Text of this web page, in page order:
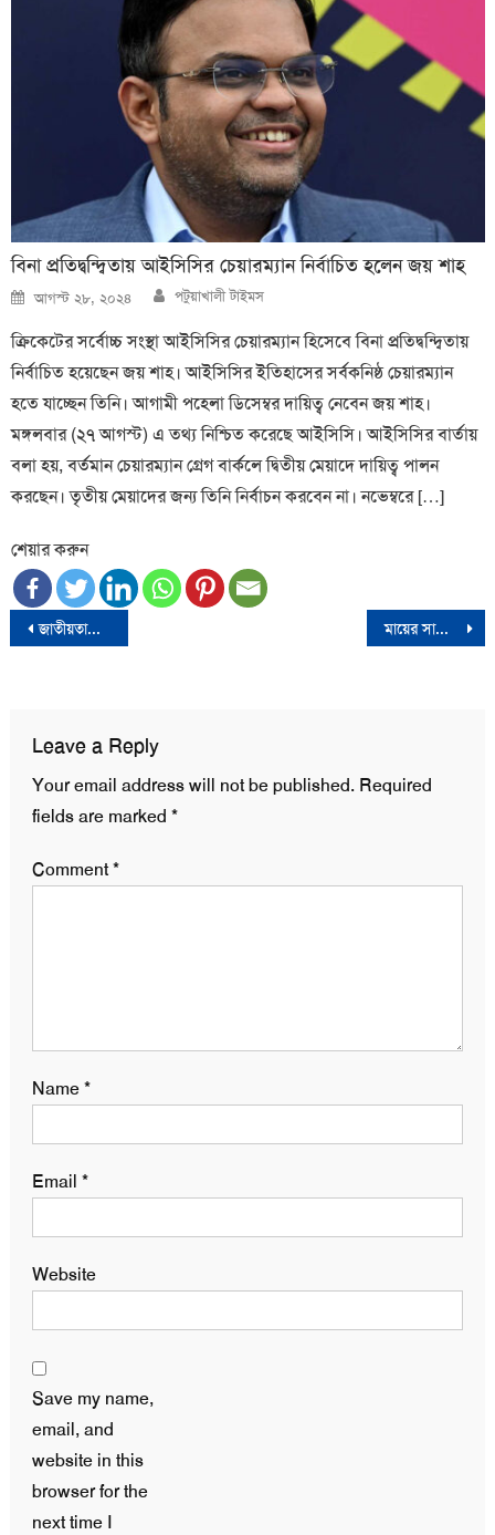
বিনা প্রতিদ্বন্দ্বিতায় আইসিসির চেয়ারম্যান নির্বাচিত হলেন জয় শাহ
Posted
on
আগস্ট ২৮, ২০২৪ Author
পটুয়াখালী টাইমস
ক্রিকেটের সর্বোচ্চ সংস্থা আইসিসির চেয়ারম্যান হিসেবে বিনা প্রতিদ্বন্দ্বিতায়
নির্বাচিত হয়েছেন জয় শাহ। আইসিসির ইতিহাসের সর্বকনিষ্ঠ চেয়ারম্যান
হতে যাচ্ছেন তিনি। আগামী পহেলা ডিসেম্বর দায়িত্ব নেবেন জয় শাহ।
মঙ্গলবার (২৭ আগস্ট) এ তথ্য নিশ্চিত করেছে আইসিসি। আইসিসির বার্তায়
বলা হয়, বর্তমান চেয়ারম্যান গ্রেগ বার্কলে দ্বিতীয় মেয়াদে দায়িত্ব পালন
করছেন। তৃতীয় মেয়াদের জন্য তিনি নির্বাচন করবেন না। নভেম্বরে […]
শেয়ার করুন
Post
জাতীয়তাবাদী ওলামা দলের কমিটি বিলুপ্ত মায়ের সাথে পরকীয়া প্রেমের জেরে চাচাকে খুন করলো ভাতিজা
Leave a Reply
Your email address will not be published. Required
fields are marked *
Comment*
Name*
Email *
Website
Save my name,
email, and
website in this
browser for the
next time I